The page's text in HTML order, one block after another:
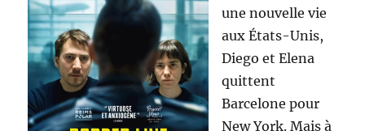
une nouvelle vie
aux États-Unis,
Diego et Elena
quittent
Barcelone pour
New York. Mais à